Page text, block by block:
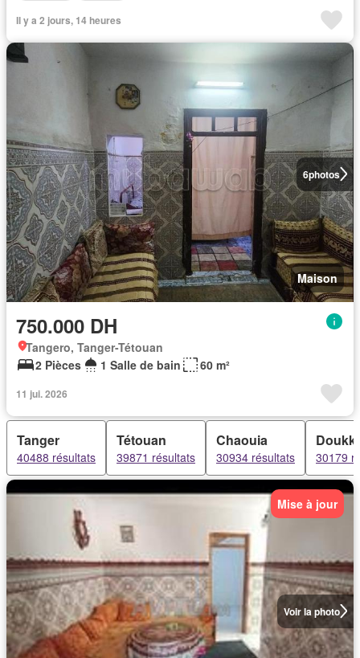
Il y a 2 jours, 14 heures
6photos
Maison
750.000 DH
Tangero, Tanger-Tétouan
2 Pièces
1 Salle de bain 60 m²
11 jui. 2026
Tanger
40488 résultats
Tétouan
39871 résultats
Chaouia
30934 résultats 30179
Voir la photo
Mise à jour